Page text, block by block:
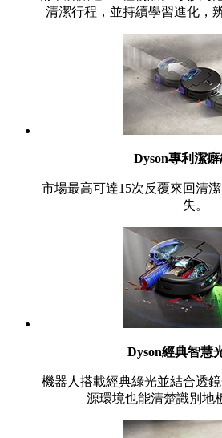
清潔行程，並持續學習進化，
Dyson專利潔
市場最高可達15次反覆來回清
失。
Dyson經典智慧
機器人搭載經典綠光並結合透
源環境也能清楚識別地